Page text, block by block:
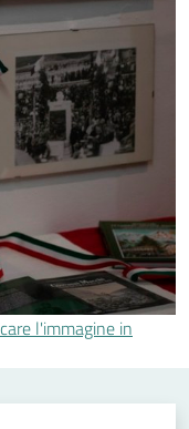
l'immagine in